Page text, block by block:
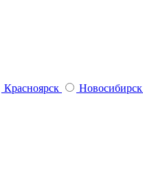
Красноярск Новосибирск